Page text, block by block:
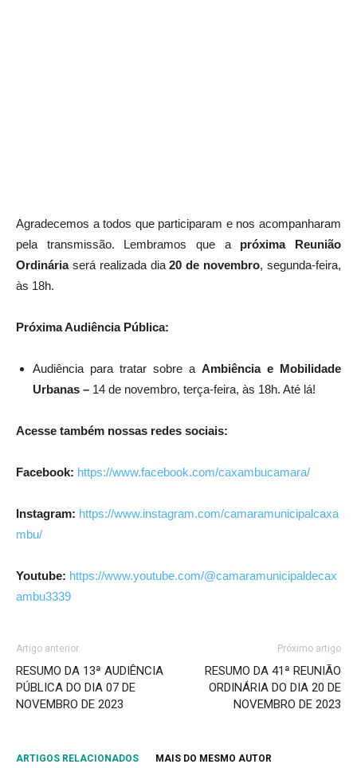
Agradecemos a todos que participaram e nos acompanharam
pela transmissão. Lembramos que a próxima Reunião
Ordináriaserá realizada dia20 de novembro, segunda-feira,
às 18h.
Próxima Audiência Pública:
Audiência para tratar sobre a Ambiência e Mobilidade
Urbanas – 14 de novembro, terça-feira, às 18h. Até lá!
Acesse também nossas redes sociais:
Facebook: https://www.facebook.com/caxambucamara/
Instagram: https://www.instagram.com/camaramunicipalcaxa
mbu/
Youtube: https://www.youtube.com/@camaramunicipaldecax
ambu3339
Artigo anterior
RESUMO DA 13ª AUDIÊNCIA
PÚBLICA DO DIA 07 DE
NOVEMBRO DE 2023
Próximo artigo
RESUMO DA 41ª REUNIÃO
ORDINÁRIA DO DIA 20 DE
NOVEMBRO DE 2023
ARTIGOS RELACIONADOS MAIS DO MESMO AUTOR